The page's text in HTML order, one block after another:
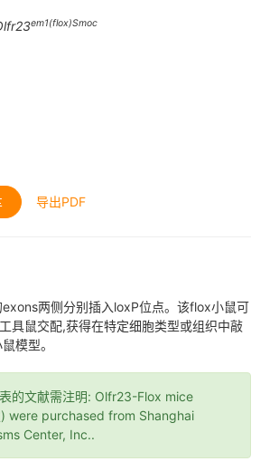
em1(flox)Smoc
导出PDF
两侧分别插入loxP位点。该flox小鼠可
具鼠交配,获得在特定细胞类型或组织中敲
模型。
的文献需注明: Olfr23-Flox mice
were purchased from Shanghai
Center, Inc..